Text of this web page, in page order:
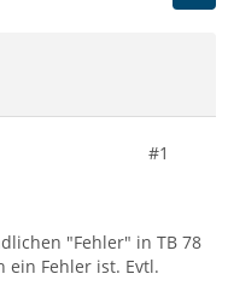
#1
"Fehler" in TB 78
Fehler ist. Evtl.